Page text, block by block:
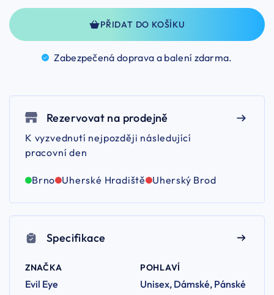
PŘIDAT DO KOŠÍKU
Zabezpečená doprava a balení zdarma.
Rezervovat na prodejně
K vyzvednutí nejpozději následující
pracovní den
Brno Uherské Hradiště Uherský Brod
Specifikace
ZNAČKA
Evil Eye
POHLAVÍ
Unisex, Dámské, Pánské